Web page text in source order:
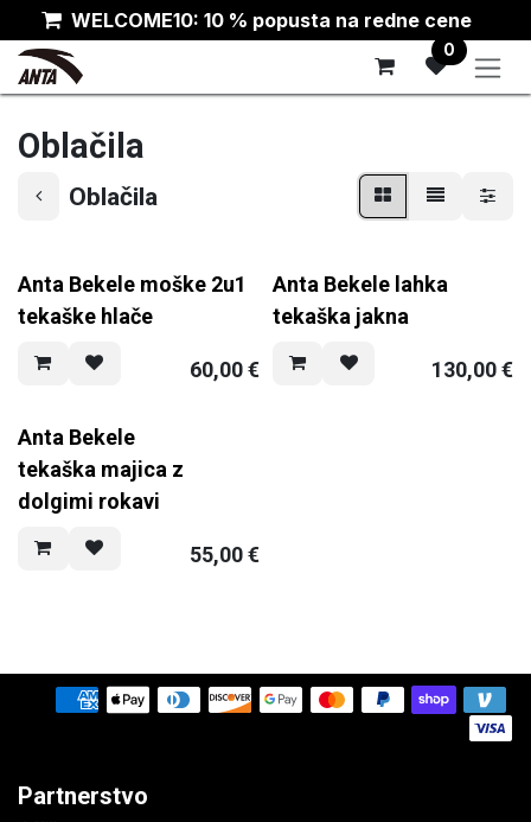
Skip to ContentWELCOME10: 10 % popusta na redne cene
0
Oblačila
Oblačila
Anta Bekele moške 2u1
tekaške hlače
60,00€
Anta Bekele lahka
tekaška jakna
130,00€
Anta Bekele
tekaška majica z
dolgimi rokavi
55,00€
Partnerstvo